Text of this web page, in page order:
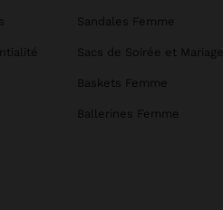
Sandales Femme
Sacs de Soirée et Mariage
Baskets Femme
Ballerines Femme